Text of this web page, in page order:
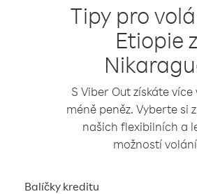
Tipy pro
Etiopie z
S Viber Out získáte více
méně peněz. Vyberte si
našich flexibilních a
možností
Balíčky kreditu